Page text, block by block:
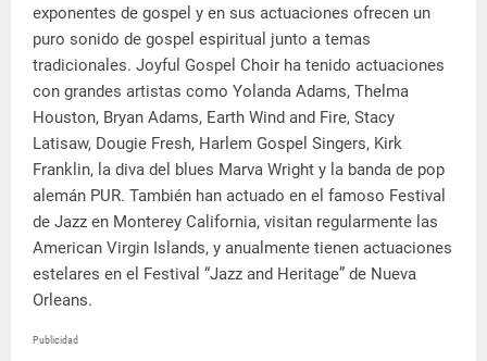
exponentes de gospel y en sus actuaciones ofrecen un
puro sonido de gospel espiritual junto a temas
tradicionales. Joyful Gospel Choir ha tenido actuaciones
con grandes artistas como Yolanda Adams, Thelma
Houston, Bryan Adams, Earth Wind and Fire, Stacy
Latisaw, Dougie Fresh, Harlem Gospel Singers, Kirk
Franklin, la diva del blues Marva Wright y la banda de pop
alemán PUR. También han actuado en el famoso Festival
de Jazz en Monterey California, visitan regularmente las
American Virgin Islands, y anualmente tienen actuaciones
estelares en el Festival “Jazz and Heritage” de Nueva
Orleans.
Publicidad